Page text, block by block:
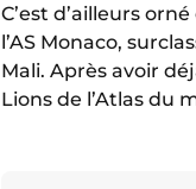
C’est d’ailleurs
l’AS Monaco,
Mali. Après avoir
Lions de l’Atlas du